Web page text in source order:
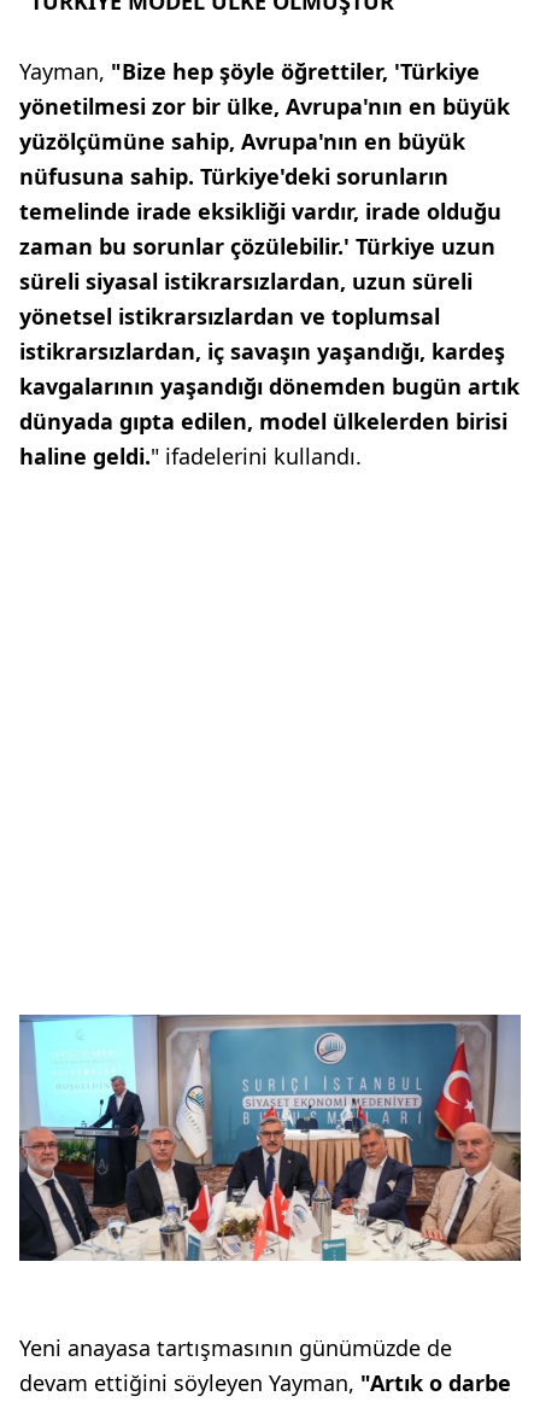
Yayman, "Bize hep şöyle öğrettiler, 'Türkiye
yönetilmesi zor bir ülke, Avrupa'nın en büyük
yüzölçümüne sahip, Avrupa'nın en büyük
nüfusuna sahip. Türkiye'deki sorunların
temelinde irade eksikliği vardır, irade olduğu
zaman bu sorunlar çözülebilir.' Türkiye uzun
süreli siyasal istikrarsızlardan, uzun süreli
yönetsel istikrarsızlardan ve toplumsal
istikrarsızlardan, iç savaşın yaşandığı, kardeş
kavgalarının yaşandığı dönemden bugün artık
dünyada gıpta edilen, model ülkelerden birisi
haline geldi." ifadelerini kullandı.
Yeni anayasa tartışmasının günümüzde de
devam ettiğini söyleyen Yayman, "Artık o darbe